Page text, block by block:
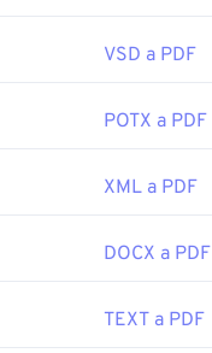
VSD a PDF
POTX a PDF
XML a PDF
DOCX a PDF
TEXT a PDF